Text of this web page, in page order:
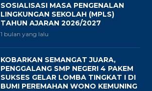
SOSIALISASI MASA PENGENALAN
LINGKUNGAN SEKOLAH (MPLS)
TAHUN AJARAN 2026/2027
1 bulan yang lalu
KOBARKAN SEMANGAT JUARA,
PENGGALANG SMP NEGERI 4 PAKEM
SUKSES GELAR LOMBA TINGKAT I DI
BUMI PEREMAHAN WONO KEMUNING